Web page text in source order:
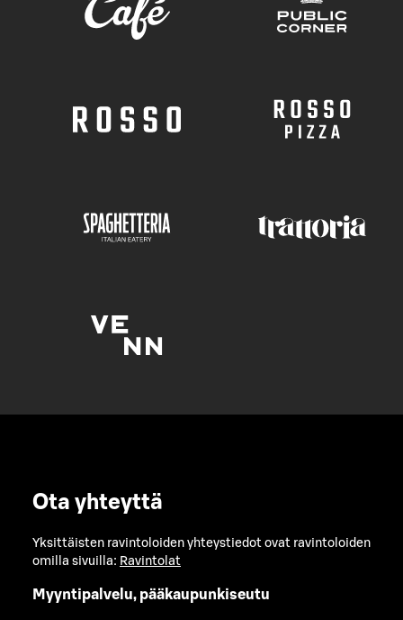
Ota yhteyttä
Yksittäisten ravintoloiden yhteystiedot ovat ravintoloiden
omilla sivuilla: Ravintolat
Myyntipalvelu, pääkaupunkiseutu